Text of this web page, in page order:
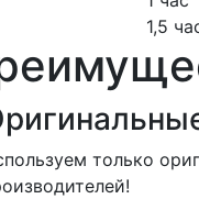
1,5
только